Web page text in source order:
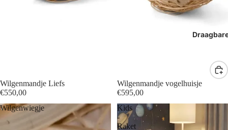
Wilgenmandje Liefs
€550,00
Wilgenmandje vogelhuisje
€595,00
Wilgenwiegje
Kids
-
Raket